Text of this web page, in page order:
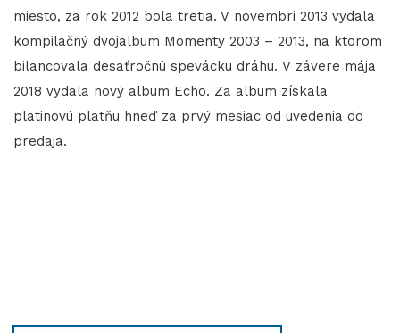
miesto, za rok 2012 bola tretia. V novembri 2013 vydala
kompilačný dvojalbum Momenty 2003 – 2013, na ktorom
bilancovala desaťročnú spevácku dráhu. V závere mája
2018 vydala nový album Echo. Za album získala
platinovú platňu hneď za prvý mesiac od uvedenia do
predaja.